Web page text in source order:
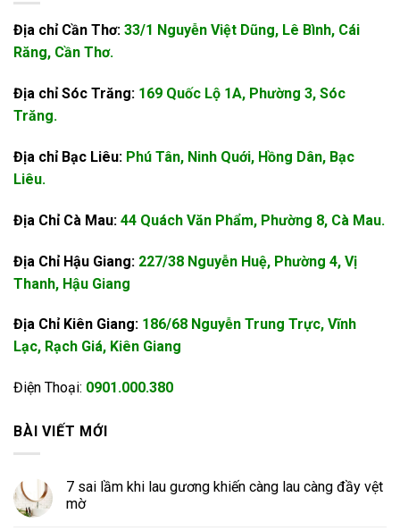
Địa chỉ Cần Thơ: 33/1 Nguyễn Việt Dũng, Lê Bình, Cái
Răng, Cần Thơ.
Địa chỉ Sóc Trăng: 169 Quốc Lộ 1A, Phường 3, Sóc
Trăng.
Địa chỉ Bạc Liêu: Phú Tân, Ninh Quới, Hồng Dân, Bạc
Liêu.
Địa Chỉ Cà Mau: 44 Quách Văn Phẩm, Phường 8, Cà Mau.
Địa Chỉ Hậu Giang: 227/38 Nguyễn Huệ, Phường 4, Vị
Thanh, Hậu Giang
Địa Chỉ Kiên Giang: 186/68 Nguyễn Trung Trực, Vĩnh
Lạc, Rạch Giá, Kiên Giang
Điện Thoại: 0901.000.380
BÀI VIẾT MỚI
7 sai lầm khi lau gương khiến càng lau càng đầy vệt
mờ